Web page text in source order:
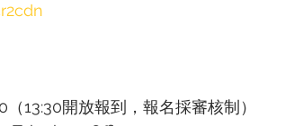
13:30開放報到，報名採審核制）